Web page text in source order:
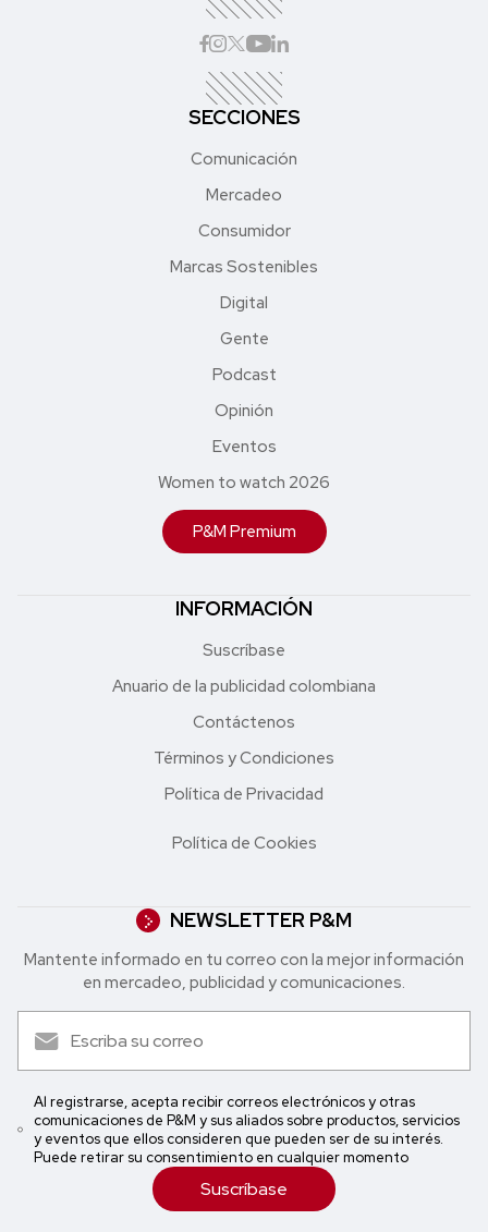
SECCIONES
Comunicación
Mercadeo
Consumidor
Marcas Sostenibles
Digital
Gente
Podcast
Opinión
Eventos
Women to watch 2026
P&M Premium
INFORMACIÓN
Suscríbase
Anuario de la publicidad colombiana
Contáctenos
Términos y Condiciones
Política de Privacidad
Política de Cookies
NEWSLETTER P&M
Mantente informado en tu correo con la mejor in formación
en mercadeo, publicidad y comunicaciones.
Al registrarse, acepta recibir correos electrónicos y otras
comunicaciones de P&M y sus aliados sobre productos, servicios
y eventos que ellos consideren que pueden ser de su interés.
Puede retirar su consentimiento en cualquier momento
Suscríbase